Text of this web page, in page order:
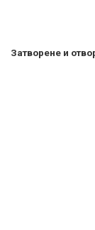
Затворене и